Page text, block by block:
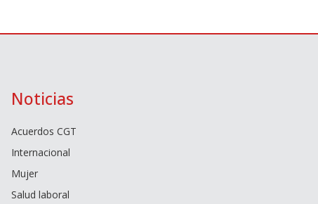
Noticias
Acuerdos CGT
Internacional
Mujer
Salud laboral